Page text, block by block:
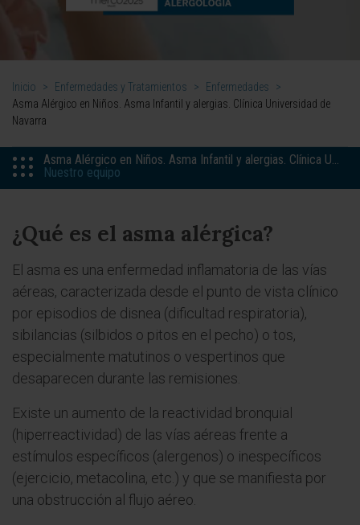
Inicio > Enfermedades y Tratamientos > Enfermedades
>
Asma Alérgico en Niños. Asma Infantil y alergias. Clínica Universidad de
Navarra
Asma Alérgico en Niños. Asma Infantil y alergias. Clínica
Nuestro equipo
¿Qué es el asma alérgica?
El asma es una enfermedad inflamatoria de las vías
aéreas, caracterizada desde el punto de vista clínico
por episodios de disnea (dificultad respiratoria),
sibilancias (silbidos o pitos en el pecho) o tos,
especialmente matutinos o vespertinos que
desaparecen durante las remisiones.
Existe un aumento de la reactividad bronquial
(hiperreactividad) de las vías aéreas frente a
estímulos específicos (alergenos) o inespecíficos
(ejercicio, metacolina, etc.) y que se manifiesta por
una obstrucción al flujo aéreo.